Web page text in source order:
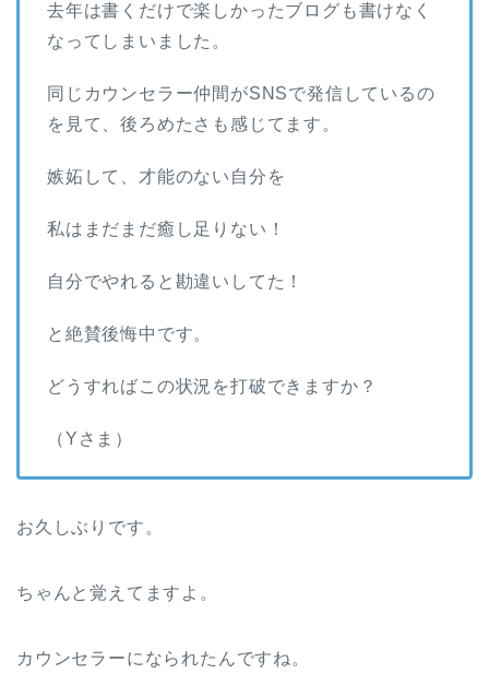
去年は書くだけで楽しかったブログも書けなく
なってしまいました。
同じカウンセラー仲間がSNSで発信しているの
を見て、後ろめたさも感じてます。
嫉妬して、才能のない自分を
私はまだまだ癒し足りない！
自分でやれると勘違いしてた！
と絶賛後悔中です。
どうすればこの状況を打破できますか？
（Yさま）
お久しぶりです。
ちゃんと覚えてますよ。
カウンセラーになられたんですね。